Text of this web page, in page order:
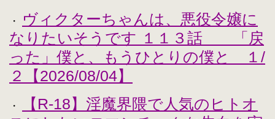
・
ヴィクターちゃんは、悪役令嬢に
なりたいそうです １１３話 「戻
った」僕と、もうひとりの僕と １/
２【2026/08/04】
・
【R-18】淫魔界隈で人気のヒトオ